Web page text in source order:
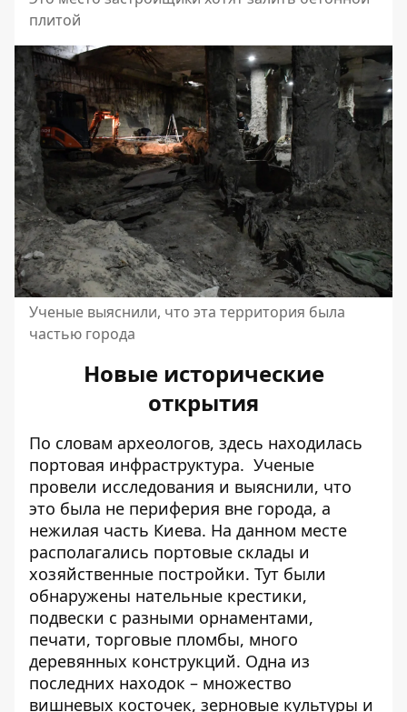
плитой
Ученые выяснили, что эта территория была
частью города
Новые исторические
открытия
По словам археологов, здесь находилась
портовая инфраструктура. Ученые
провели исследования и выяснили, что
это была не периферия вне города, а
нежилая часть Киева. На данном месте
располагались портовые склады и
хозяйственные постройки. Тут были
обнаружены нательные крестики,
подвески с разными орнаментами,
печати, торговые пломбы, много
деревянных конструкций. Одна из
последних находок – множество
вишневых косточек, зерновые культуры и